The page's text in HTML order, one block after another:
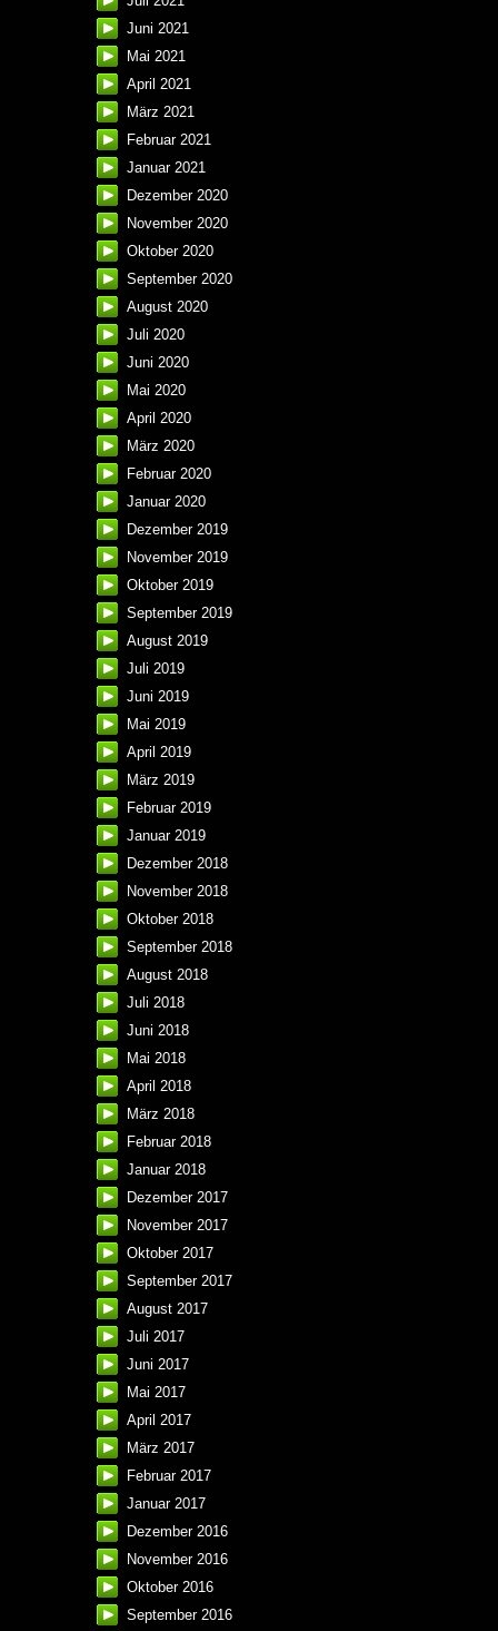
Juni 2021
Mai 2021
April 2021
März 2021
Februar 2021
Januar 2021
Dezember 2020
November 2020
Oktober 2020
September 2020
August 2020
Juli 2020
Juni 2020
Mai 2020
April 2020
März 2020
Februar 2020
Januar 2020
Dezember 2019
November 2019
Oktober 2019
September 2019
August 2019
Juli 2019
Juni 2019
Mai 2019
April 2019
März 2019
Februar 2019
Januar 2019
Dezember 2018
November 2018
Oktober 2018
September 2018
August 2018
Juli 2018
Juni 2018
Mai 2018
April 2018
März 2018
Februar 2018
Januar 2018
Dezember 2017
November 2017
Oktober 2017
September 2017
August 2017
Juli 2017
Juni 2017
Mai 2017
April 2017
März 2017
Februar 2017
Januar 2017
Dezember 2016
November 2016
Oktober 2016
September 2016